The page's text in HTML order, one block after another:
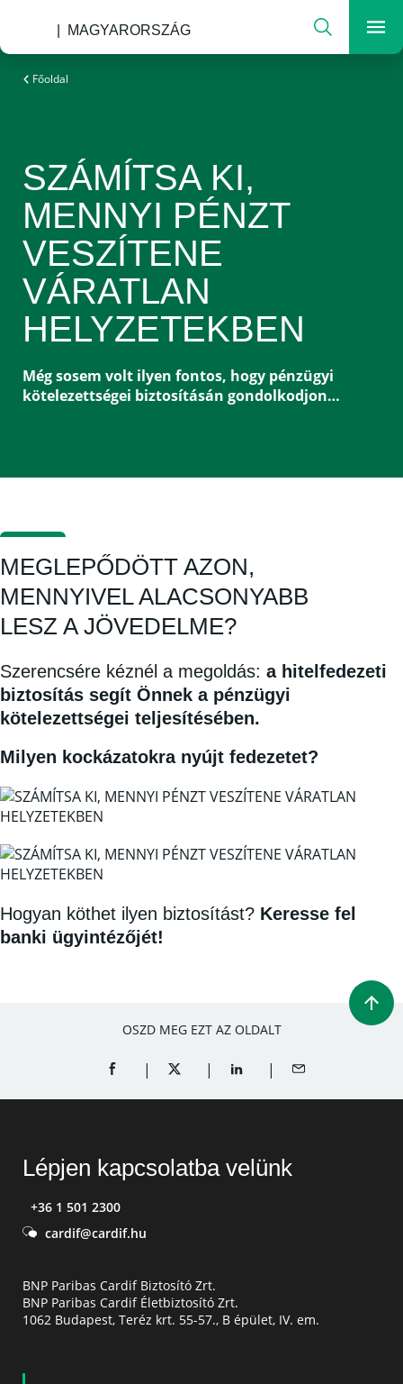
MAGYARORSZÁG
A változó világ biztosítója
Keresés
Főoldal
SZÁMÍTSA KI,
MENNYI PÉNZT
VESZÍTENE
VÁRATLAN
HELYZETEKBEN
Még sosem volt ilyen fontos, hogy pénzügyi
kötelezettségei biztosításán gondolkodjon…
MEGLEPŐDÖTT AZON,
MENNYIVEL ALACSONYABB
LESZ A JÖVEDELME?
Szerencsére kéznél a megoldás: a hitelfedezeti
biztosítás segít Önnek a pénzügyi
kötelezettségei teljesítésében.
Milyen kockázatokra nyújt fedezetet?
Hogyan köthet ilyen biztosítást? Keresse fel
banki ügyintézőjét!
OSZD MEG EZT AZ OLDALT
SHARE ON FACEBOOK (OPENS A NEW WINDOW)
SHARE ON TWITTER (OPENS A NEW
SHARE ON LINKEDIN
SHARE BY EMAIL
Lépjen kapcsolatba velünk
+36 1 501 2300
cardif@cardif.hu
BNP Paribas Cardif Biztosító Zrt.
BNP Paribas Cardif Életbiztosító Zrt.
1062 Budapest, Teréz krt. 55-57., B épület, IV. em.